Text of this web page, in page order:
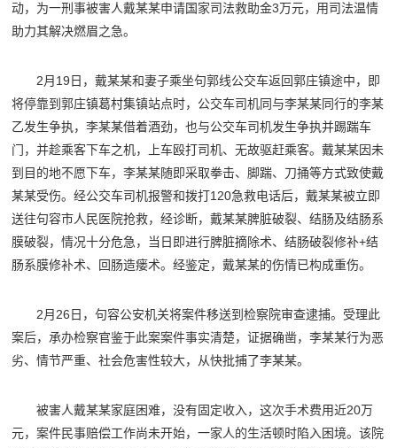
动，为一刑事被害人戴某某申请国家司法救助金3万元，用司法温情
助力其解决燃眉之急。
2月19日，戴某某和妻子乘坐句郭线公交车返回郭庄镇途中，即
将停靠到郭庄镇葛村集镇站点时，公交车司机同与李某某同行的李某
乙发生争执，李某某借着酒劲，也与公交车司机发生争执并踢踹车
门，并趁乘客下车之机，上车殴打司机、无故驱赶乘客。戴某某因未
到目的地不愿下车，李某某随即采取拳击、脚踹、刀捅等方式致使戴
某某受伤。经公交车司机报警和拨打120急救电话后，戴某某被立即
送往句容市人民医院抢救，经诊断，戴某某脾脏破裂、结肠及结肠系
膜破裂，情况十分危急，当日即进行脾脏摘除术、结肠破裂修补+结
肠系膜修补术、回肠造瘘术。经鉴定，戴某某的伤情已构成重伤。
2月26日，句容公安机关将案件移送到检察院审查逮捕。受理此
案后，承办检察官鉴于此案案件事实清楚，证据确凿，李某某行为恶
劣、情节严重、社会危害性较大，从快批捕了李某某。
被害人戴某某家庭困难，没有固定收入，这次手术费用近20万
元，案件民事赔偿工作尚未开始，一家人的生活顿时陷入困境。该院